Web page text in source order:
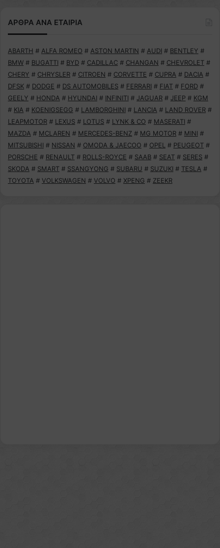
ΑΡΘΡΑ ΑΝΑ ΕΤΑΙΡΙΑ
ABARTH # ALFA ROMEO # ASTON MARTIN # AUDI # BENTLEY #
BMW # BUGATTI # BYD # CADILLAC # CHANGAN # CHEVROLET #
CHERY # CHRYSLER # CITROEN # CORVETTE # CUPRA # DACIA #
DFSK # DODGE # DS AUTOMOBILES # FERRARI # FIAT # FORD #
GEELY # HONDA # HYUNDAI # INFINITI # JAGUAR # JEEP # KGM
# KIA # KOENIGSEGG # LAMBORGHINI # LANCIA # LAND ROVER #
LEAPMOTOR # LEXUS # LOTUS # LYNK & CO # MASERATI #
MAZDA # MCLAREN # MERCEDES-BENZ # MG MOTOR # MINI #
MITSUBISHI # NISSAN # OMODA & JAECOO # OPEL # PEUGEOT #
PORSCHE # RENAULT # ROLLS-ROYCE # SAAB # SEAT # SERES #
SKODA # SMART # SSANGYONG # SUBARU # SUZUKI # TESLA #
TOYOTA # VOLKSWAGEN # VOLVO # XPENG # ZEEKR